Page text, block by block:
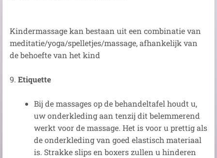
Kindermassage kan bestaan uit een combinatie van
meditatie/yoga/spelletjes/massage, afhankelijk van
de behoefte van het kind
9. Etiquette
Bij de massages op de behandeltafel houdt u,
uw onderkleding aan tenzij dit belemmerend
werkt voor de massage. Het is voor u prettig als
de onderkleding van goed elastisch materiaal
is. Strakke slips en boxers zullen u hinderen